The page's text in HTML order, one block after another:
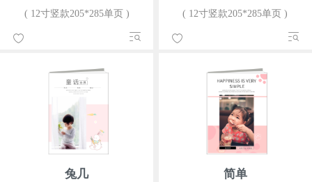
( 12寸竖款205*285单页 )
( 12寸竖款205*285单页 )
兔几 简单